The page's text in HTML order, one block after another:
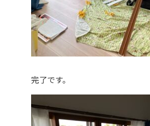
完了です。